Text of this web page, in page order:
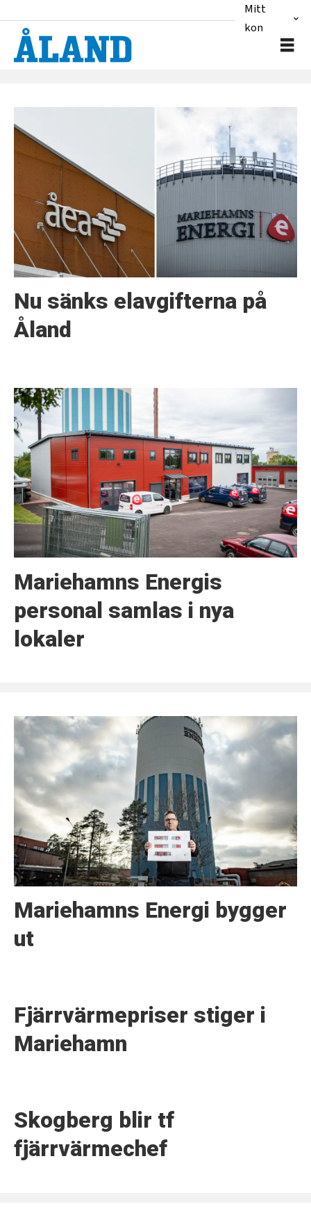
Mitt
konto
Tag:
mariehamns
energi
Nu sänks elavgifterna på
Åland
Mariehamns Energis
personal samlas i nya
lokaler
Mariehamns Energi bygger
ut
Fjärrvärmepriser stiger i
Mariehamn
Skogberg blir tf
fjärrvärmechef